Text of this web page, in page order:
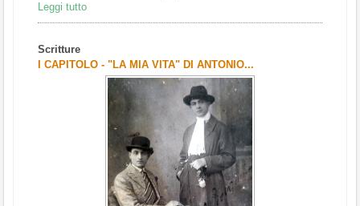
Leggi tutto
Scritture
I CAPITOLO - "LA MIA VITA" DI ANTONIO...